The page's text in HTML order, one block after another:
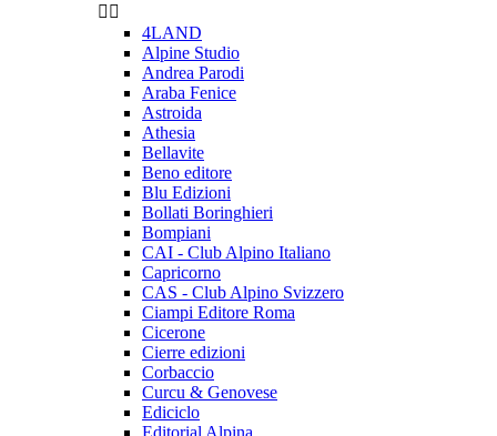
 
4LAND
Alpine Studio
Andrea Parodi
Araba Fenice
Astroida
Athesia
Bellavite
Beno editore
Blu Edizioni
Bollati Boringhieri
Bompiani
CAI - Club Alpino Italiano
Capricorno
CAS - Club Alpino Svizzero
Ciampi Editore Roma
Cicerone
Cierre edizioni
Corbaccio
Curcu & Genovese
Ediciclo